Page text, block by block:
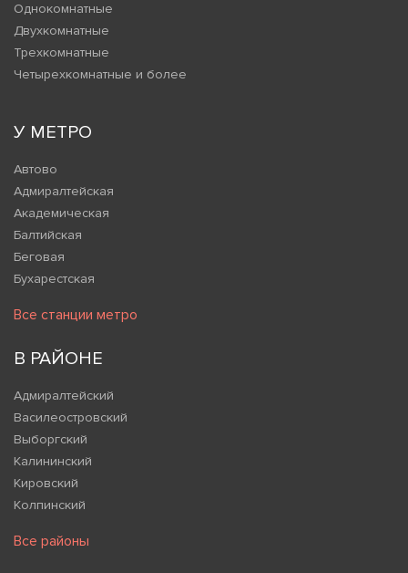
Однокомнатные
Двухкомнатные
Трехкомнатные
Четырехкомнатные и более
У МЕТРО
Автово
Адмиралтейская
Академическая
Балтийская
Беговая
Бухарестская
Все станции метро
В РАЙОНЕ
Адмиралтейский
Василеостровский
Выборгский
Калининский
Кировский
Колпинский
Все районы